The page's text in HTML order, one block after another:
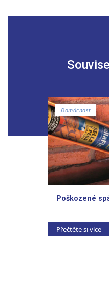
Domácnost
Poškozené
Přečtěte si více